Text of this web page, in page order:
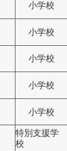
小学校
小学校
小学校
小学校
小学校
特別支援学
校